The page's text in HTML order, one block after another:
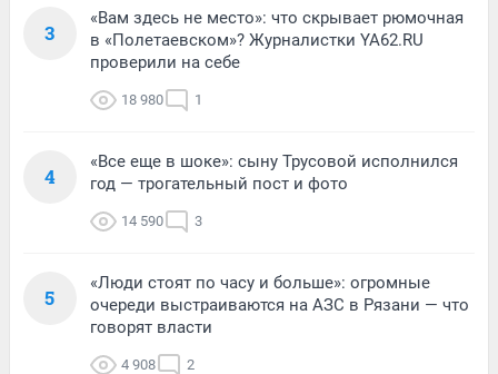
3
«Вам здесь не место»: что скрывает рюмочная
в «Полетаевском»? Журналистки YA62.RU
проверили на себе
18 980 1
4
«Все еще в шоке»: сыну Трусовой исполнился
год — трогательный пост и фото
14 590 3
5
«Люди стоят по часу и больше»: огромные
очереди выстраиваются на АЗС в Рязани — что
говорят власти
4 908 2